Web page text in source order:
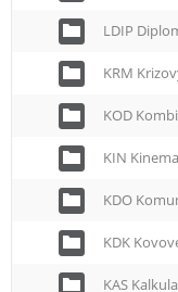
LDIP
KRM
KOD
KIN
KDO
KDK
KAS